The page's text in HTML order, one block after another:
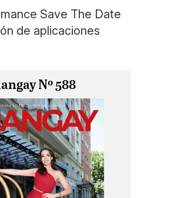
Save The Date
de aplicaciones
Nº 588